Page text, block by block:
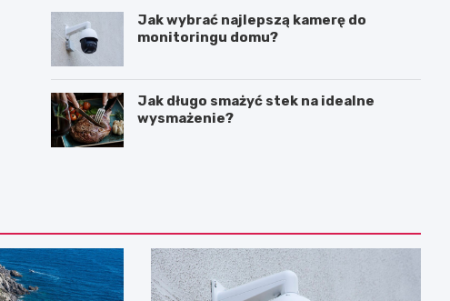
Jak wybrać najlepszą kamerę do
monitoringu domu?
Jak długo smażyć stek na idealne
wysmażenie?